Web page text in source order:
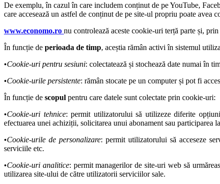
De exemplu, în cazul în care includem conținut de pe YouTube,
care accesează un astfel de conținut de pe site-ul propriu poate avea
www.economo.ro nu controlează aceste cookie-uri terță parte și,
În funcție de perioada de timp, aceștia rămân activi în sistemul
•Cookie-uri pentru sesiuni: colectatează și stochează date numai în
•Cookie-urile persistente: rămân stocate pe un computer și pot fi
În funcție de scopul pentru care datele sunt colectate prin cookie-uri:
•Cookie-uri tehnice: permit utilizatorului să utilizeze diferite
efectuarea unei achiziții, solicitarea unui abonament sau participarea
•Cookie-urile de personalizare: permit utilizatorului să acceseze
serviciile etc.
•Cookie-uri analitice: permit managerilor de site-uri web să
utilizarea site-ului de către utilizatorii serviciilor sale.